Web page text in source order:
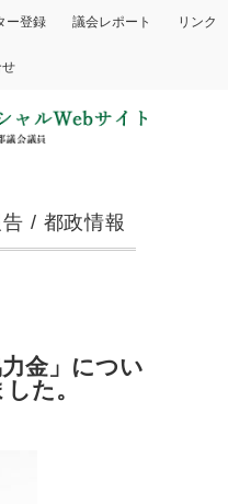
ー登録 議会レポート リンク
せ
/ 都政情報
力金」につい
た。